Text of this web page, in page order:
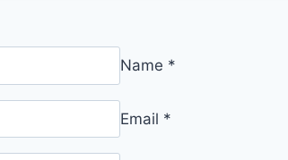
Name *
Email *